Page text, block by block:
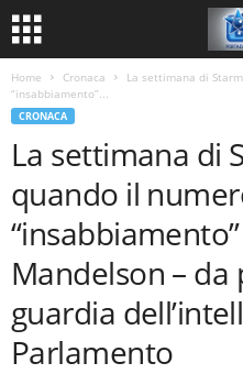
Home Cronaca
La settimana di
“insabbiamento”...
CRONACA
La settimana di
quando il
Mandelson – da
guardia
Parlamento